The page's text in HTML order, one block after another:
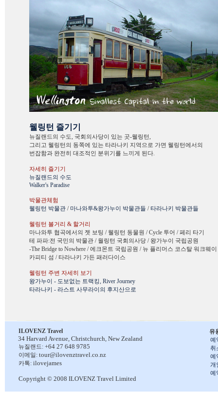
웰링턴 즐기기
뉴질랜드의 수도, 국회의사당이 있는 곳-웰링턴,
그리고 웰링턴의 동쪽에 있는 타라나키 지역으로 가면 웰링턴에서의
번잡함과 완전히 대조적인 분위기를 느끼게 된다.
자세히 즐기기
뉴질랜드의 수도
Walker's Paradise
박물관체험
웰링턴 박물관 / 마나와투&왕가누이 박물관들 / 타라나키 박물관들
웰링턴 볼거리 & 할거리
마나와투 협곡에서의 젯 보팅 / 웰링턴 동물원 / Cycle 투어 / 페리 타기
테 파파:전 국민의 박물관 / 월링턴 국회의사당 / 왕가누이 국립공원
-The Bridge to Nowhere / 에크몬트 국립공원 / 뉴 플리머스 코스탈 워크웨이
카피티 섬 / 타라나키 가든 패러다이스
웰링턴 주변 자세히 보기
왕가누이 - 도보없는 트랙킹, River Journey
타라나키 - 라스트 사무라이의 후지산으로
유
예
취
예
개
예
ILOVENZ Travel
34 Harvard Avenue, Christchurch, New Zealand
뉴질랜드: +64 27 648 9785
이메일: tour@ilovenztravel.co.nz
카톡: ilovejames
Copyright © 2008 ILOVENZ Travel Limited